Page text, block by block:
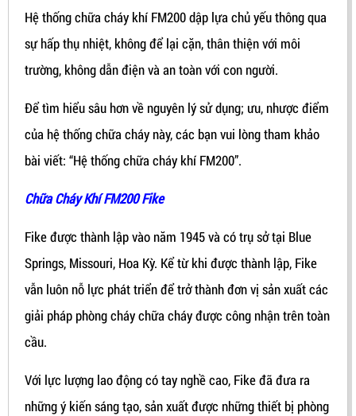
Hệ thống chữa cháy khí FM200 dập lựa chủ yếu thông qua
sự hấp thụ nhiệt, không để lại cặn, thân thiện với môi
trường, không dẫn điện và an toàn với con người.
Để tìm hiểu sâu hơn về nguyên lý sử dụng; ưu, nhược điểm
của hệ thống chữa cháy này, các bạn vui lòng tham khảo
bài viết: “Hệ thống chữa cháy khí FM200”.
Chữa Cháy Khí FM200 Fike
Fike được thành lập vào năm 1945 và có trụ sở tại Blue
Springs, Missouri, Hoa Kỳ. Kể từ khi được thành lập, Fike
vẫn luôn nỗ lực phát triển để trở thành đơn vị sản xuất các
giải pháp phòng cháy chữa cháy được công nhận trên toàn
cầu.
Với lực lượng lao động có tay nghề cao, Fike đã đưa ra
những ý kiến sáng tạo, sản xuất được những thiết bị phòng